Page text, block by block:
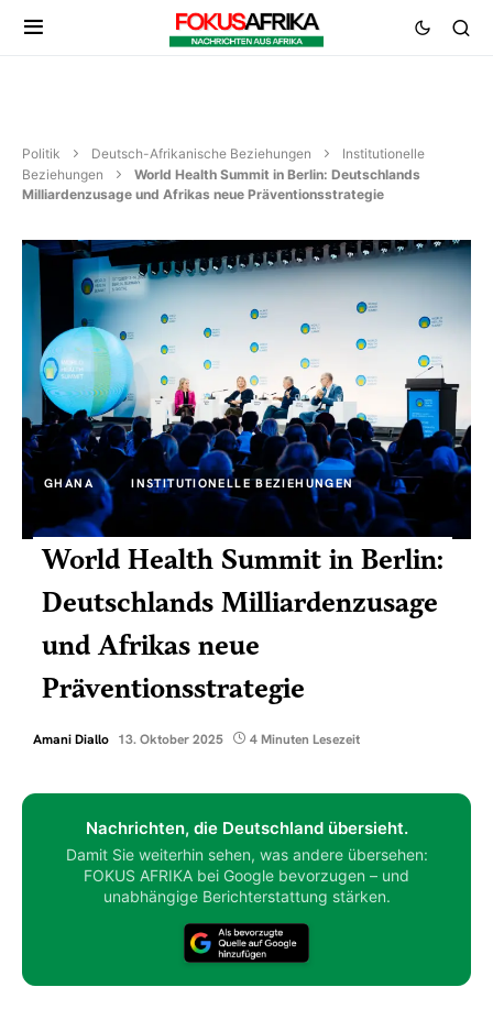
Politik Deutsch-Afrikanische Beziehungen
Institutionelle
Beziehungen
World Health Summit in Berlin: Deutschlands
Milliardenzusage und Afrikas neue Präventionsstrategie
GHANA INSTITUTIONELLE BEZIEHUNGEN
World Health Summit in Berlin:
Deutschlands Milliardenzusage
und Afrikas neue
Präventionsstrategie
Amani Diallo 13. Oktober 2025 4 Minuten Lesezeit
Nachrichten, die Deutschland übersieht.
Damit Sie weiterhin sehen, was andere übersehen:
FOKUS AFRIKA bei Google bevorzugen – und
unabhängige Berichterstattung stärken.